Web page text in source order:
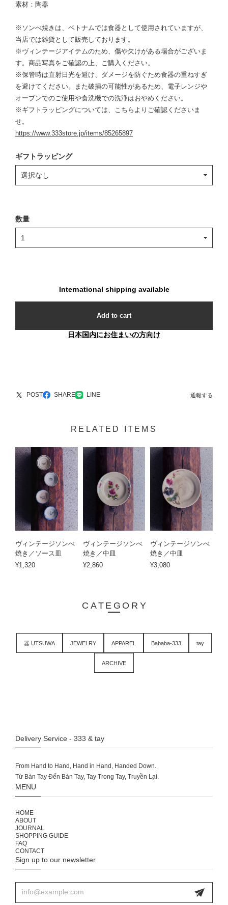
素材：陶器
※ソンべ焼きは、ベトナムでは食器として使用されていますが、
当店では雑貨として販売しております。
※ヴィンテージアイテムのため、傷や欠けがある場合がございま
す。商品写真をご確認の上、ご購入ください。
※保管時は直射日光を避け、ダメージを防ぐため食器の重ねすぎ
を避けてください。また破損の可能性があるため、電子レンジや
オーブンでのご使用や食洗機での洗浄はおやめください。
※ギフトラッピングについては、こちらよりご確認くださいま
せ。
https://www.333store.jp/items/85265897
ギフトラッピング
数量
International shipping available
Add to cart
日本国内にお住まいの方向け
POST SHARE LINE 通報する
RELATED ITEMS
ヴィンテージソンべ
焼き／ソース皿
¥1,320
ヴィンテージソンべ
焼き／中皿
¥2,860
ヴィンテージソンべ
焼き／中皿
¥3,080
CATEGORY
器 UTSUWA JEWELRY APPAREL Bababa-333 tay
ARCHIVE
Delivery Service - 333 & tay
From Hand to Hand, Hand in Hand, Handed Down.
MENU
HOME
ABOUT
JOURNAL
SHOPPING GUIDE
FAQ
CONTACT
Sign up to our newsletter